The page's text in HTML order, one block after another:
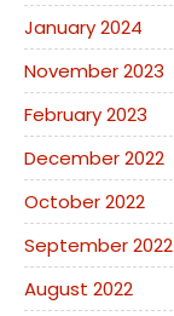
January 2024
November 2023
February 2023
December 2022
October 2022
September 2022
August 2022